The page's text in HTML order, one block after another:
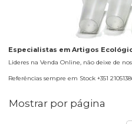
Especialistas em Artigos
Lideres na Venda Online, não deixe de
Referências sempre em Stock +351
Mostrar por página